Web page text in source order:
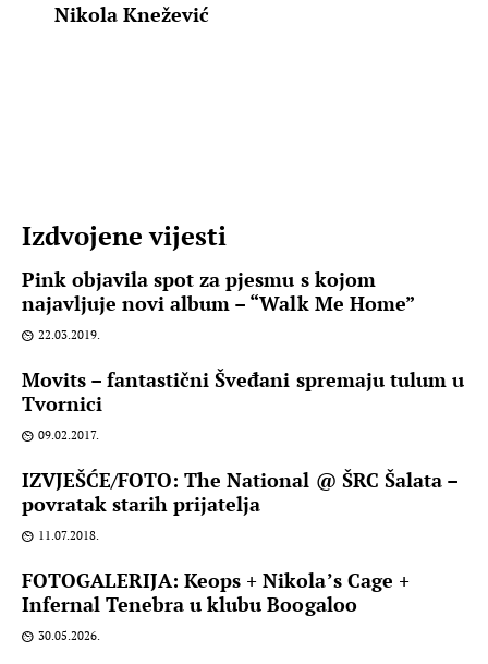
Nikola Knežević
Izdvojene vijesti
Pink objavila spot za pjesmu s kojom
najavljuje novi album – “Walk Me Home”
22.03.2019.
Movits – fantastični Šveđani spremaju tulum u
Tvornici
09.02.2017.
IZVJEŠĆE/FOTO: The National @ ŠRC Šalata –
povratak starih prijatelja
11.07.2018.
FOTOGALERIJA: Keops + Nikola’s Cage +
Infernal Tenebra u klubu Boogaloo
30.05.2026.